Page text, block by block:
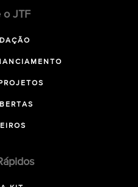
o JTF